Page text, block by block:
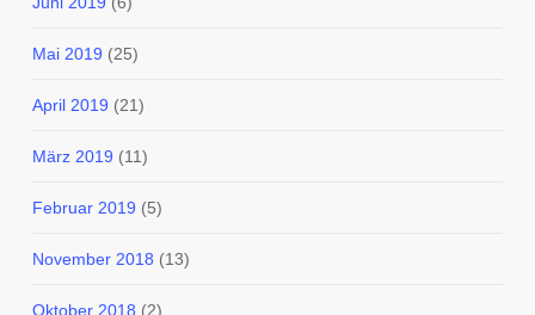
Mai 2019 (25)
April 2019 (21)
März 2019 (11)
Februar 2019 (5)
November 2018 (13)
Oktober 2018 (2)